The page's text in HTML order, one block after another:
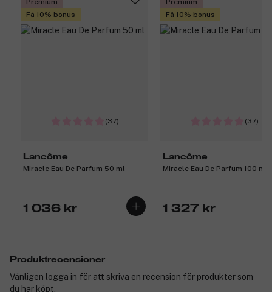
Få 10% bonus
(37)
Lancôme
Miracle Eau De Parfum 50 ml
1 036 kr
Få 10% bonus
(37)
Lancôme
Miracle Eau De Parfum 100 ml
1 327 kr
Produktrecensioner
Vänligen logga in för att skriva en recension för produkter som
du har köpt.